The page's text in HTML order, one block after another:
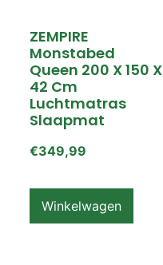
ZEMPIRE
Monstabed
Queen 200 X 150 X
42 Cm
Luchtmatras
Slaapmat
€349,99
Winkelwagen